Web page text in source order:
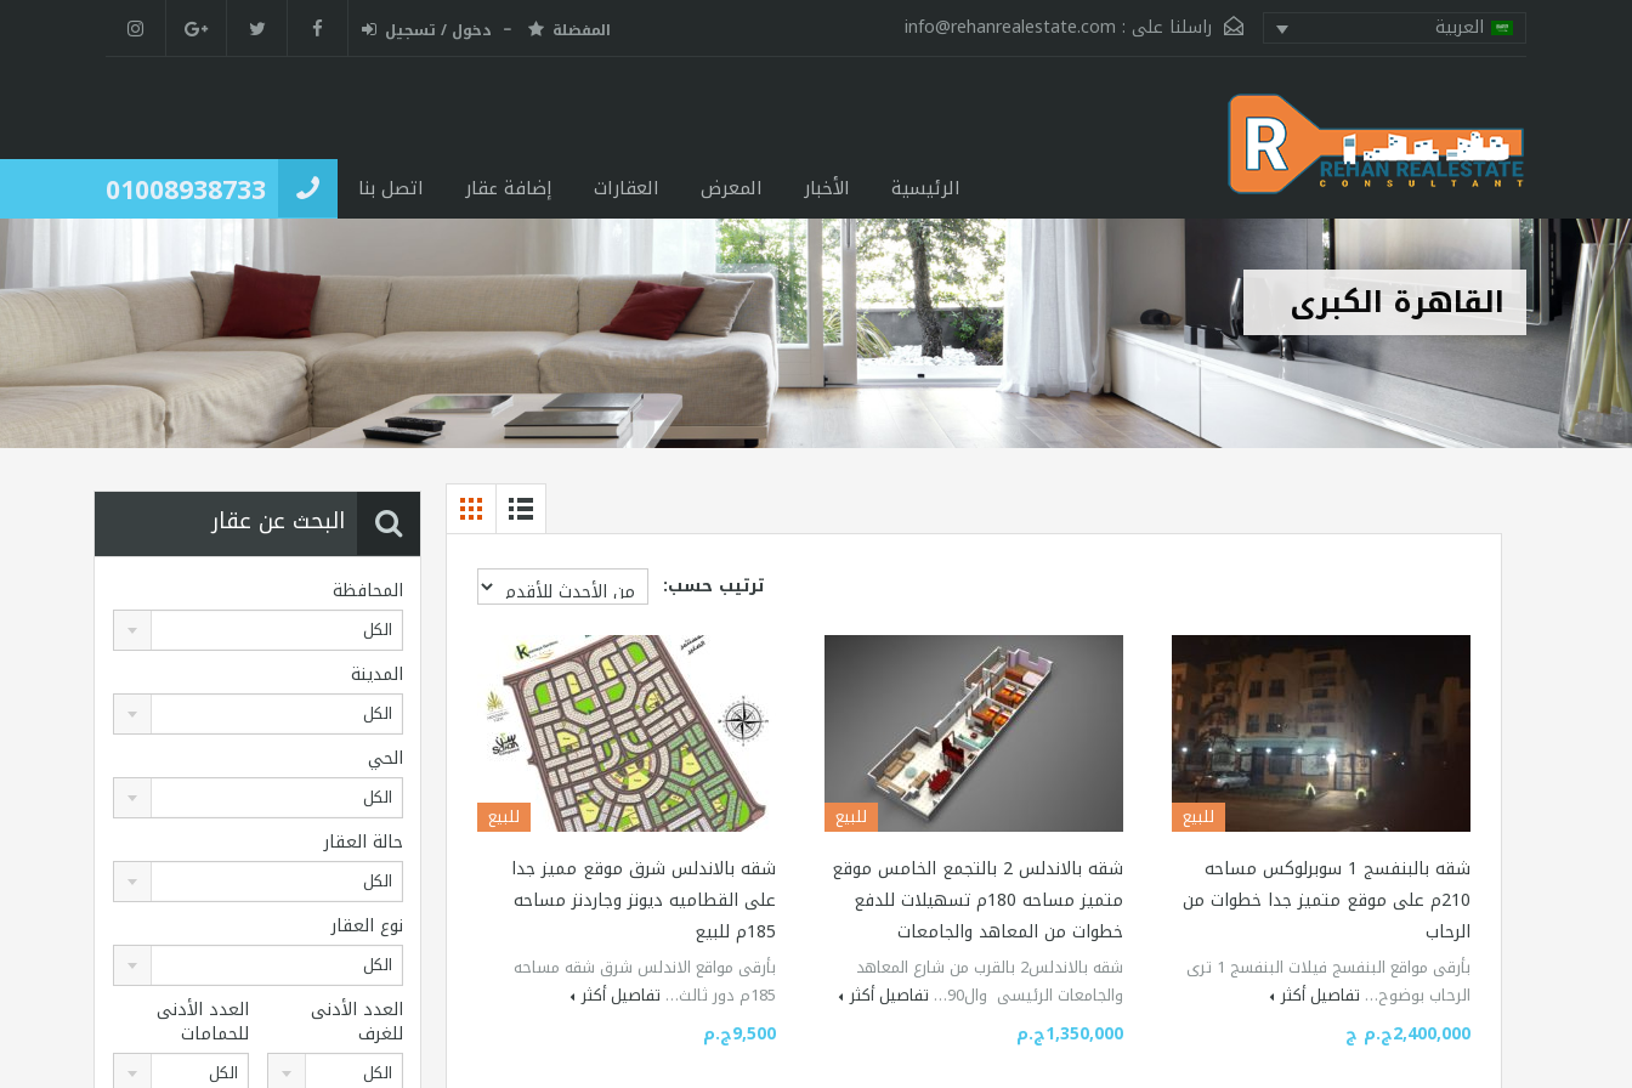
العربية راسلنا على : info@rehanrealestate.com المفضلة دخول / تسجيل
01008938733 الرئيسية الأخبار المعرض العقارات إضافة عقار اتصل بنا
القاهرة الكبرى
ترتيب حسب:
للبيع
شقه بالبنفسج 1 سوبرلوكس مساحه
210م على موقع متميز جدا خطوات من
الرحاب
بأرقى مواقع البنفسج فيلات البنفسج 1 ترى
الرحاب بوضوح… تفاصيل أكثر
2,400,000ج.م ج
للبيع
شقه بالاندلس 2 بالتجمع الخامس موقع
متميز مساحه 180م تسهيلات للدفع
خطوات من المعاهد والجامعات
شقه بالاندلس2 بالقرب من شارع المعاهد
والجامعات الرئيسى وال90…
تفاصيل أكثر
1,350,000ج.م
للبيع
شقه بالاندلس شرق موقع مميز جدا
على القطاميه ديونز وجاردنز مساحه
185م للبيع
بأرقى مواقع الاندلس شرق شقه مساحه
185م دور ثالث…
تفاصيل أكثر
9,500ج.م
البحث عن عقار
المحافظة
الكل
المدينة
الكل
الحي
الكل
حالة العقار
الكل
نوع العقار
الكل
العدد الأدنى
للغرف
الكل
العدد الأدنى
للحمامات
الكل